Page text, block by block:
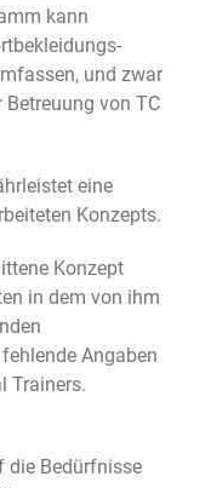
kann
und zwar
von TC
eine
Konzepts.
Konzept
in dem von ihm
Angaben
Trainers.
die Bedürfnisse